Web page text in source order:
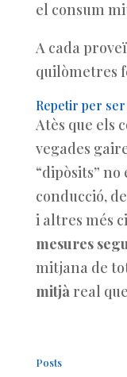
el consum
A cada
quilòmetres
Repetir per ser
Atès que els
vegades
“dipòsits”
conducció,
i altres més
mesures
mitjana de
mitjà real
Posts